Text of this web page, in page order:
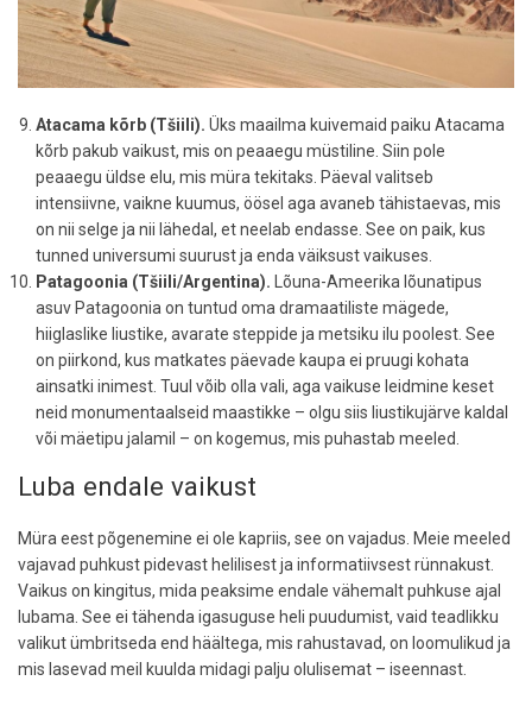
Atacama kõrb (Tšiili). Üks maailma kuivemaid paiku Atacama
kõrb pakub vaikust, mis on peaaegu müstiline. Siin pole
peaaegu üldse elu, mis müra tekitaks. Päeval valitseb
intensiivne, vaikne kuumus, öösel aga avaneb tähistaevas, mis
on nii selge ja nii lähedal, et neelab endasse. See on paik, kus
tunned universumi suurust ja enda väiksust vaikuses.
Patagoonia (Tšiili/Argentina). Lõuna-Ameerika lõunatipus
asuv Patagoonia on tuntud oma dramaatiliste mägede,
hiiglaslike liustike, avarate steppide ja metsiku ilu poolest. See
on piirkond, kus matkates päevade kaupa ei pruugi kohata
ainsatki inimest. Tuul võib olla vali, aga vaikuse leidmine keset
neid monumentaalseid maastikke – olgu siis liustikujärve kaldal
või mäetipu jalamil – on kogemus, mis puhastab meeled.
Luba endale vaikust
Müra eest põgenemine ei ole kapriis, see on vajadus. Meie meeled
vajavad puhkust pidevast helilisest ja informatiivsest rünnakust.
Vaikus on kingitus, mida peaksime endale vähemalt puhkuse ajal
lubama. See ei tähenda igasuguse heli puudumist, vaid teadlikku
valikut ümbritseda end häältega, mis rahustavad, on loomulikud ja
mis lasevad meil kuulda midagi palju olulisemat – iseennast.